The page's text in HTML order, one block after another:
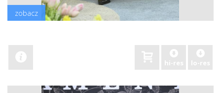
zobacz
hi-res lo-res